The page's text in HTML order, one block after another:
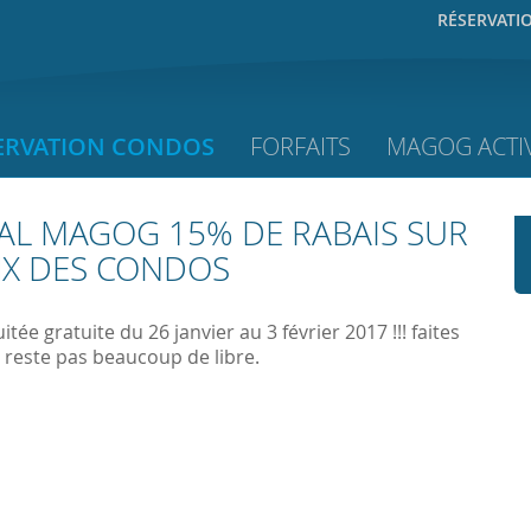
CONDOS FORFAITS MAGOG
MAGOG 15% DE RABAIS SUR
DES CONDOS
gratuite du 26 janvier au 3 février 2017 !!! faites
reste pas beaucoup de libre.